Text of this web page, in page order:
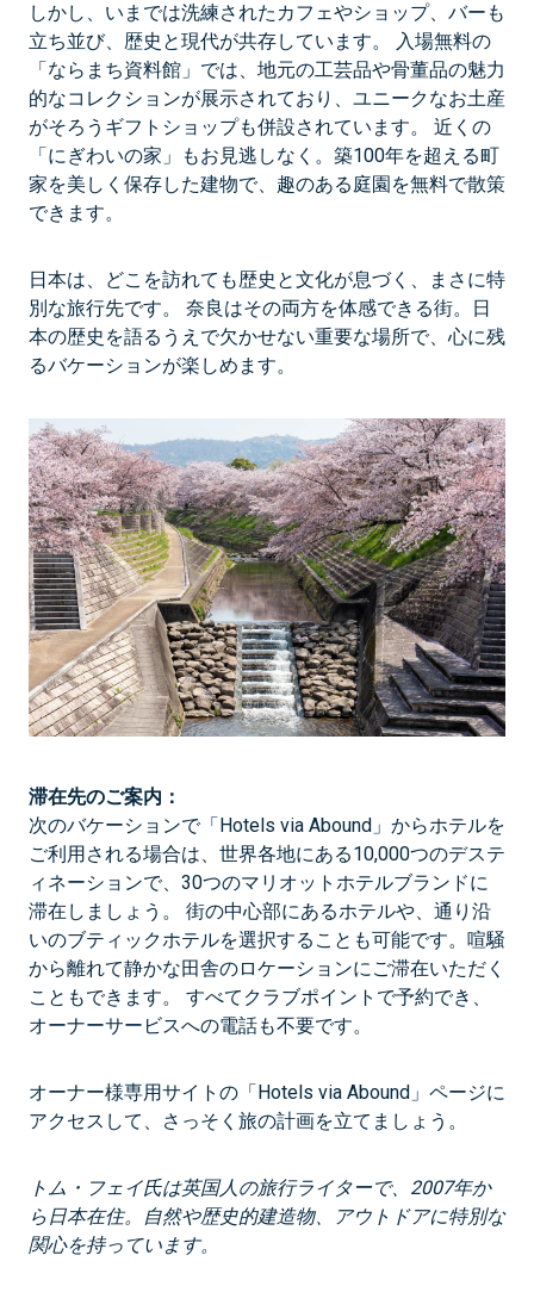
しかし、いまでは洗練されたカフェやショップ、バーも
立ち並び、歴史と現代が共存しています。 入場無料の
「ならまち資料館」では、地元の工芸品や骨董品の魅力
的なコレクションが展示されており、ユニークなお土産
がそろうギフトショップも併設されています。 近くの
「にぎわいの家」もお見逃しなく。築100年を超える町
家を美しく保存した建物で、趣のある庭園を無料で散策
できます。
日本は、どこを訪れても歴史と文化が息づく、まさに特
別な旅行先です。 奈良はその両方を体感できる街。日
本の歴史を語るうえで欠かせない重要な場所で、心に残
るバケーションが楽しめます。
滞在先のご案内：
次のバケーションで「Hotels via Abound」からホテルを
ご利用される場合は、世界各地にある10,000つのデステ
ィネーションで、30つのマリオットホテルブランドに
滞在しましょう。 街の中心部にあるホテルや、通り沿
いのブティックホテルを選択することも可能です。喧騒
から離れて静かな田舎のロケーションにご滞在いただく
こともできます。 すべてクラブポイントで予約でき、
オーナーサービスへの電話も不要です。
オーナー様専用サイトの「Hotels via Abound」ページに
アクセスして、さっそく旅の計画を立てましょう。
トム・フェイ氏は英国人の旅行ライターで、2007年か
ら日本在住。自然や歴史的建造物、アウトドアに特別な
関心を持っています。